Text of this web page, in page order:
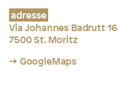
adresse
Via Johannes Badrutt 16
7500 St. Moritz
→ GoogleMaps